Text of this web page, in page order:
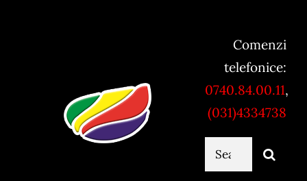
Comenzi
telefonice:
0740.84.00.11,
(031)4334738
Cautare...